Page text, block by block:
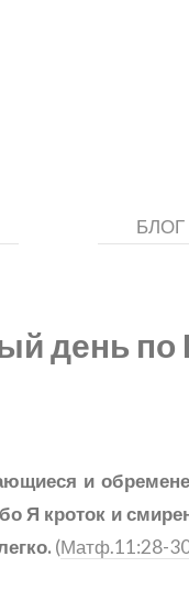
БЛОГ
день по
и
Я кроток и
(Матф.11:28-